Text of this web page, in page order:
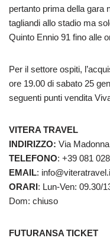
pertanto prima della gara
tagliandi allo stadio ma
Quinto Ennio 91 fino alle
Per il settore ospiti,
ore 19.00 di sabato 25
seguenti punti vendita
VITERA TRAVEL
INDIRIZZO: Via
TELEFONO: +39 081
EMAIL:
ORARI: Lun-Ven: 09.30/
Dom: chiuso
FUTURANSA TICKET